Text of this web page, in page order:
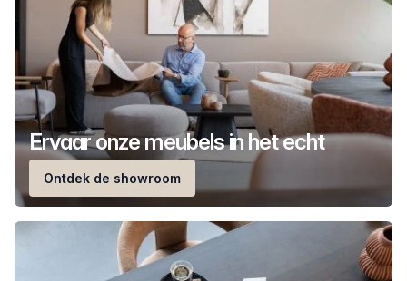
Ervaar onze meubels in het echt
Ontdek de showroom